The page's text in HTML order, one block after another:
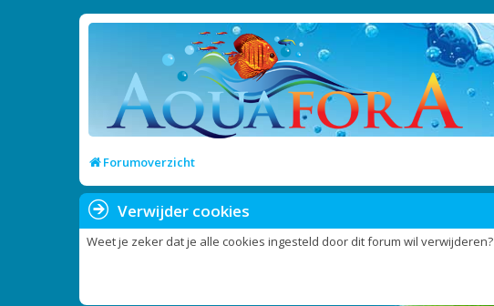
Forumoverzicht
Verwijder cookies
Weet je zeker dat je alle cookies ingesteld door dit forum wil verwijderen?